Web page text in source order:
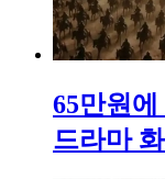
65만원
드라마 화